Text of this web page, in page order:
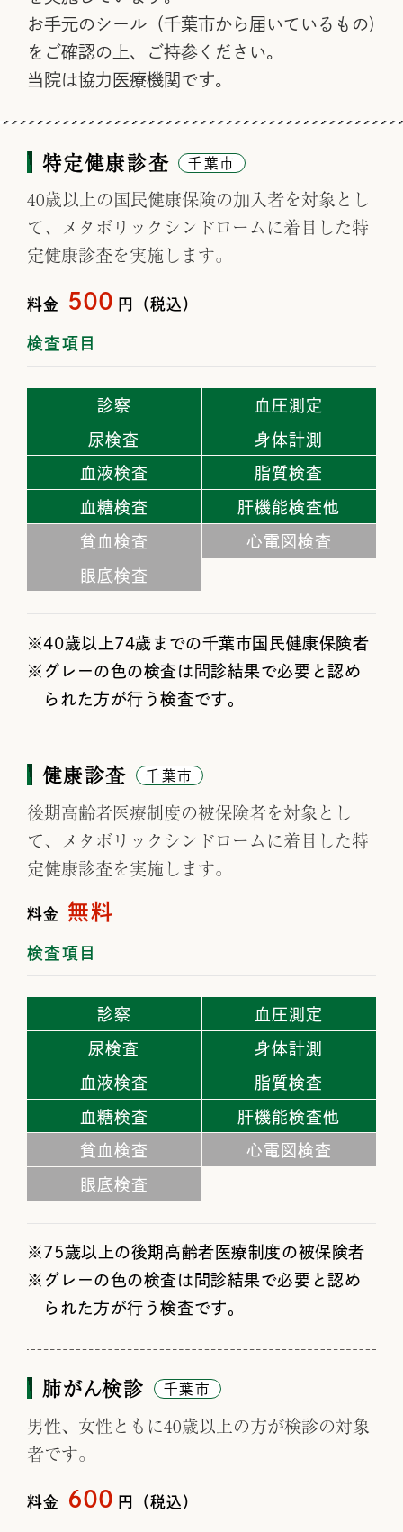
お手元のシール（千葉市から届いているもの)
をご確認の上、ご持参ください。
当院は協力医療機関です。
特定健康診査 千葉市
40歳以上の国民健康保険の加入者を対象とし
て、メタボリックシンドロームに着目した特
定健康診査を実施します。
料金 500 円（税込）
検査項目
診察 血圧測定
尿検査 身体計測
血液検査 脂質検査
血糖検査 肝機能検査他
貧血検査 心電図検査
眼底検査
40歳以上74歳までの千葉市国民健康保険者
グレーの色の検査は問診結果で必要と認め
られた方が行う検査です。
健康診査 千葉市
後期高齢者医療制度の被保険者を対象とし
て、メタボリックシンドロームに着目した特
定健康診査を実施します。
料金 無料
検査項目
診察 血圧測定
尿検査 身体計測
血液検査 脂質検査
血糖検査 肝機能検査他
貧血検査 心電図検査
眼底検査
75歳以上の後期高齢者医療制度の被保険者
グレーの色の検査は問診結果で必要と認め
られた方が行う検査です。
肺がん検診 千葉市
男性、女性ともに40歳以上の方が検診の対象
者です。
料金 600 円（税込）